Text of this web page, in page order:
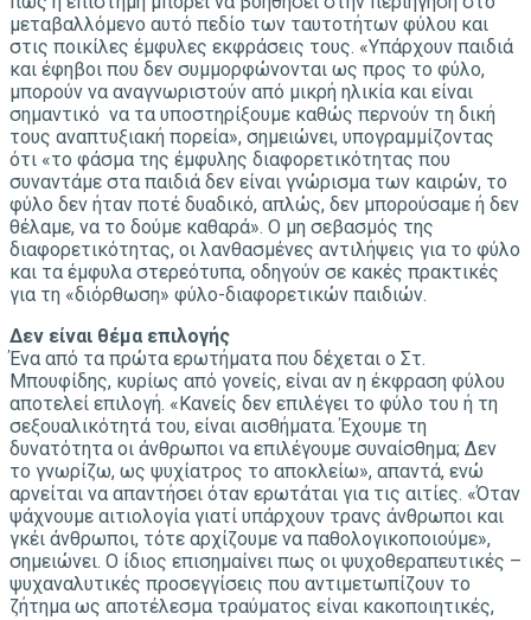
μεταβαλλόμενο αυτό πεδίο των ταυτοτήτων φύλου και
στις ποικίλες έμφυλες εκφράσεις τους. «Υπάρχουν παιδιά
και έφηβοι που δεν συμμορφώνονται ως προς το φύλο,
μπορούν να αναγνωριστούν από μικρή ηλικία και είναι
σημαντικό να τα υποστηρίξουμε καθώς περνούν τη δική
τους αναπτυξιακή πορεία», σημειώνει, υπογραμμίζοντας
ότι «το φάσμα της έμφυλης διαφορετικότητας που
συναντάμε στα παιδιά δεν είναι γνώρισμα των καιρών, το
φύλο δεν ήταν ποτέ δυαδικό, απλώς, δεν μπορούσαμε ή δεν
θέλαμε, να το δούμε καθαρά». Ο μη σεβασμός της
διαφορετικότητας, οι λανθασμένες αντιλήψεις για το φύλο
και τα έμφυλα στερεότυπα, οδηγούν σε κακές πρακτικές
για τη «διόρθωση» φύλο-διαφορετικών παιδιών.
Δεν είναι θέμα επιλογής
Ένα από τα πρώτα ερωτήματα που δέχεται ο Στ.
Μπουφίδης, κυρίως από γονείς, είναι αν η έκφραση φύλου
αποτελεί επιλογή. «Κανείς δεν επιλέγει το φύλο του ή τη
σεξουαλικότητά του, είναι αισθήματα. Έχουμε τη
δυνατότητα οι άνθρωποι να επιλέγουμε συναίσθημα; Δεν
το γνωρίζω, ως ψυχίατρος το αποκλείω», απαντά, ενώ
αρνείται να απαντήσει όταν ερωτάται για τις αιτίες. «Όταν
ψάχνουμε αιτιολογία γιατί υπάρχουν τρανς άνθρωποι και
γκέι άνθρωποι, τότε αρχίζουμε να παθολογικοποιούμε»,
σημειώνει. Ο ίδιος επισημαίνει πως οι ψυχοθεραπευτικές –
ψυχαναλυτικές προσεγγίσεις που αντιμετωπίζουν το
ζήτημα ως αποτέλεσμα τραύματος είναι κακοποιητικές,